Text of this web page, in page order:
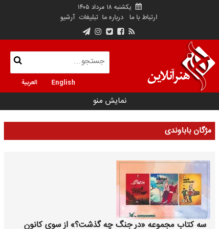
یکشنبه ۱۸ مرداد ۱۴۰۵
ارتباط با ما درباره ما تبلیغات آرشیو
English العربية
نمایش منو
مژگان باباوندی
سه کتابِ مجموعه «در جنگ چه گذشت؟» از سوی کانون